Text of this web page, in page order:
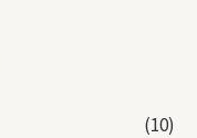
(10)